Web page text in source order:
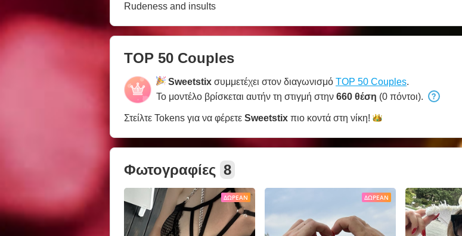
Rudeness and insults
TOP 50 Couples
Sweetstix συμμετέχει στον διαγωνισμό TOP 50 Couples.
Το μοντέλο βρίσκεται αυτήν τη στιγμή στην 660 θέση (0 πόντοι).
Στείλτε Tokens για να φέρετε Sweetstix πιο κοντά στη νίκη!
Φωτογραφίες 8
ΔΩΡΕΆΝ ΔΩΡΕΆΝ